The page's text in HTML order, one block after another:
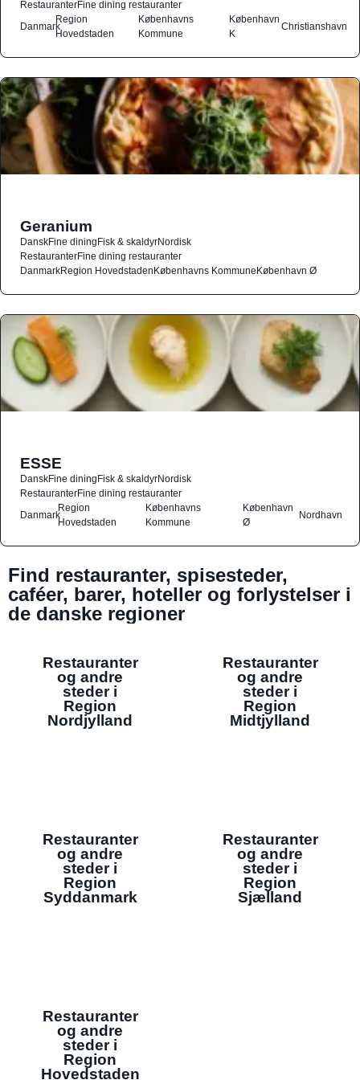
RestauranterFine dining restauranter
Danmark
Region
Hovedstaden
Københavns
Kommune
København
K
Christianshavn
Geranium
DanskFine diningFisk & skaldyrNordisk
RestauranterFine dining restauranter
DanmarkRegion HovedstadenKøbenhavns KommuneKøbenhavn Ø
ESSE
DanskFine diningFisk & skaldyrNordisk
RestauranterFine dining restauranter
Danmark
Region
Hovedstaden
Københavns
Kommune
København
Ø
Nordhavn
Find restauranter, spisesteder,
caféer, barer, hoteller og forlystelser i
de danske regioner
Restauranter
og andre
steder i
Region
Nordjylland
Restauranter
og andre
steder i
Region
Midtjylland
Restauranter
og andre
steder i
Region
Syddanmark
Restauranter
og andre
steder i
Region
Sjælland
Restauranter
og andre
steder i
Region
Hovedstaden